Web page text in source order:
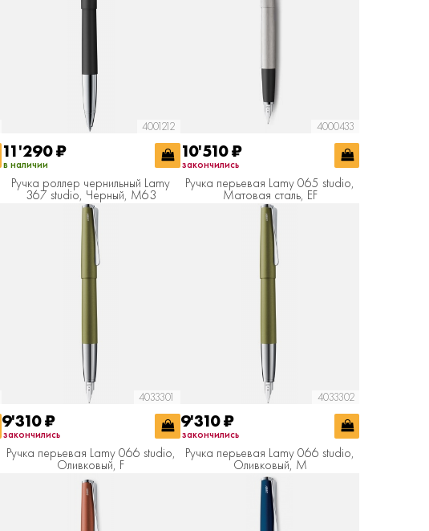
4001212
11'290₽
в наличии
Ручка роллер чернильный Lamy
367 studio, Черный, M63
4000433
10'510₽
закончились
Ручка перьевая Lamy 065 studio,
Матовая сталь, EF
4033301
9'310₽
закончились
Ручка перьевая Lamy 066 studio,
Оливковый, F
4033302
9'310₽
закончились
Ручка перьевая Lamy 066 studio,
Оливковый, M